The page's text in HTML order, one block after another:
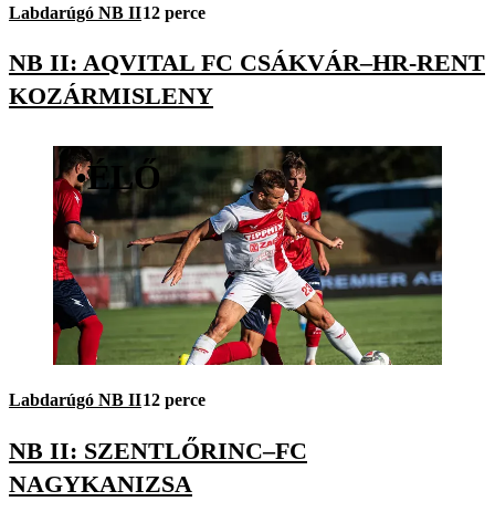
Labdarúgó NB II12 perce
NB II: AQVITAL FC CSÁKVÁR–HR-RENT
KOZÁRMISLENY
•ÉLŐ
Labdarúgó NB II12 perce
NB II: SZENTLŐRINC–FC
NAGYKANIZSA